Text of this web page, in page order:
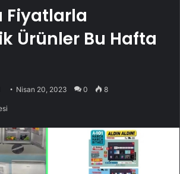
Fiyatlarla
Ürünler Bu Hafta
Nisan 20, 2023 0 8